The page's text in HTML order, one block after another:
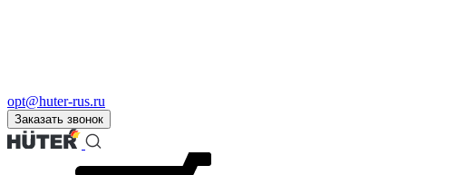
opt@huter-rus.ru
Заказать звонок